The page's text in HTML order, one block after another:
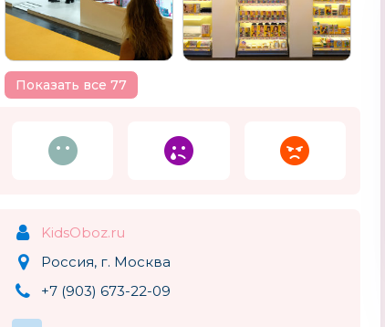
Показать все 77
KidsOboz.ru
Россия, г. Москва
+7 (903) 673-22-09